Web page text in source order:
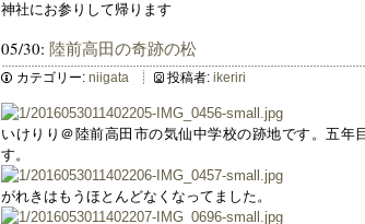
神社にお参りして帰ります
05/30: 陸前高田の奇跡の松
カテゴリー: niigata 投稿者: ikeriri
いけりり＠陸前高田市の気仙中学校の跡地です。五年
す。
がれきはもうほとんどなくなってました。